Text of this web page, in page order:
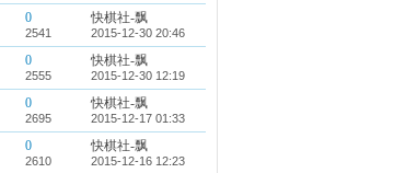
0
2541
快棋社-飘
2015-12-30 20:46
0
2555
快棋社-飘
2015-12-30 12:19
0
2695
快棋社-飘
2015-12-17 01:33
0
2610
快棋社-飘
2015-12-16 12:23